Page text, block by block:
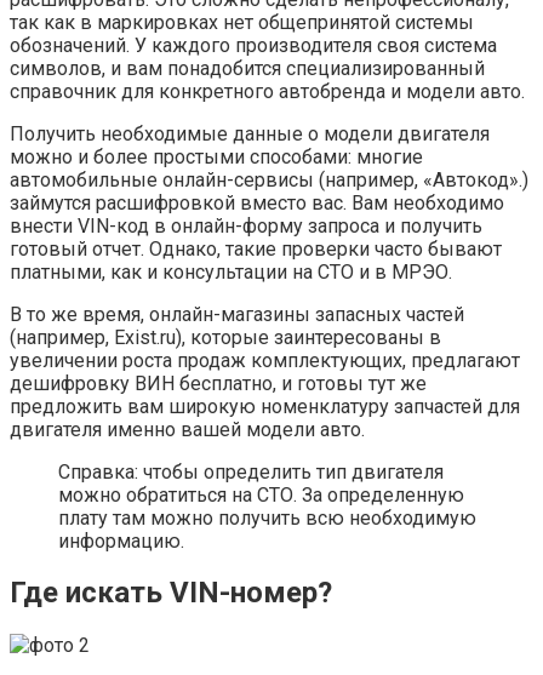
так как в маркировках нет общепринятой системы
обозначений. У каждого производителя своя система
символов, и вам понадобится специализированный
справочник для конкретного автобренда и модели авто.
Получить необходимые данные о модели двигателя
можно и более простыми способами: многие
автомобильные онлайн-сервисы (например, «Автокод».)
займутся расшифровкой вместо вас. Вам необходимо
внести VIN-код в онлайн-форму запроса и получить
готовый отчет. Однако, такие проверки часто бывают
платными, как и консультации на СТО и в МРЭО.
В то же время, онлайн-магазины запасных частей
(например, Exist.ru), которые заинтересованы в
увеличении роста продаж комплектующих, предлагают
дешифровку ВИН бесплатно, и готовы тут же
предложить вам широкую номенклатуру запчастей для
двигателя именно вашей модели авто.
Справка: чтобы определить тип двигателя
можно обратиться на СТО. За определенную
плату там можно получить всю необходимую
информацию.
Где искать VIN-номер?